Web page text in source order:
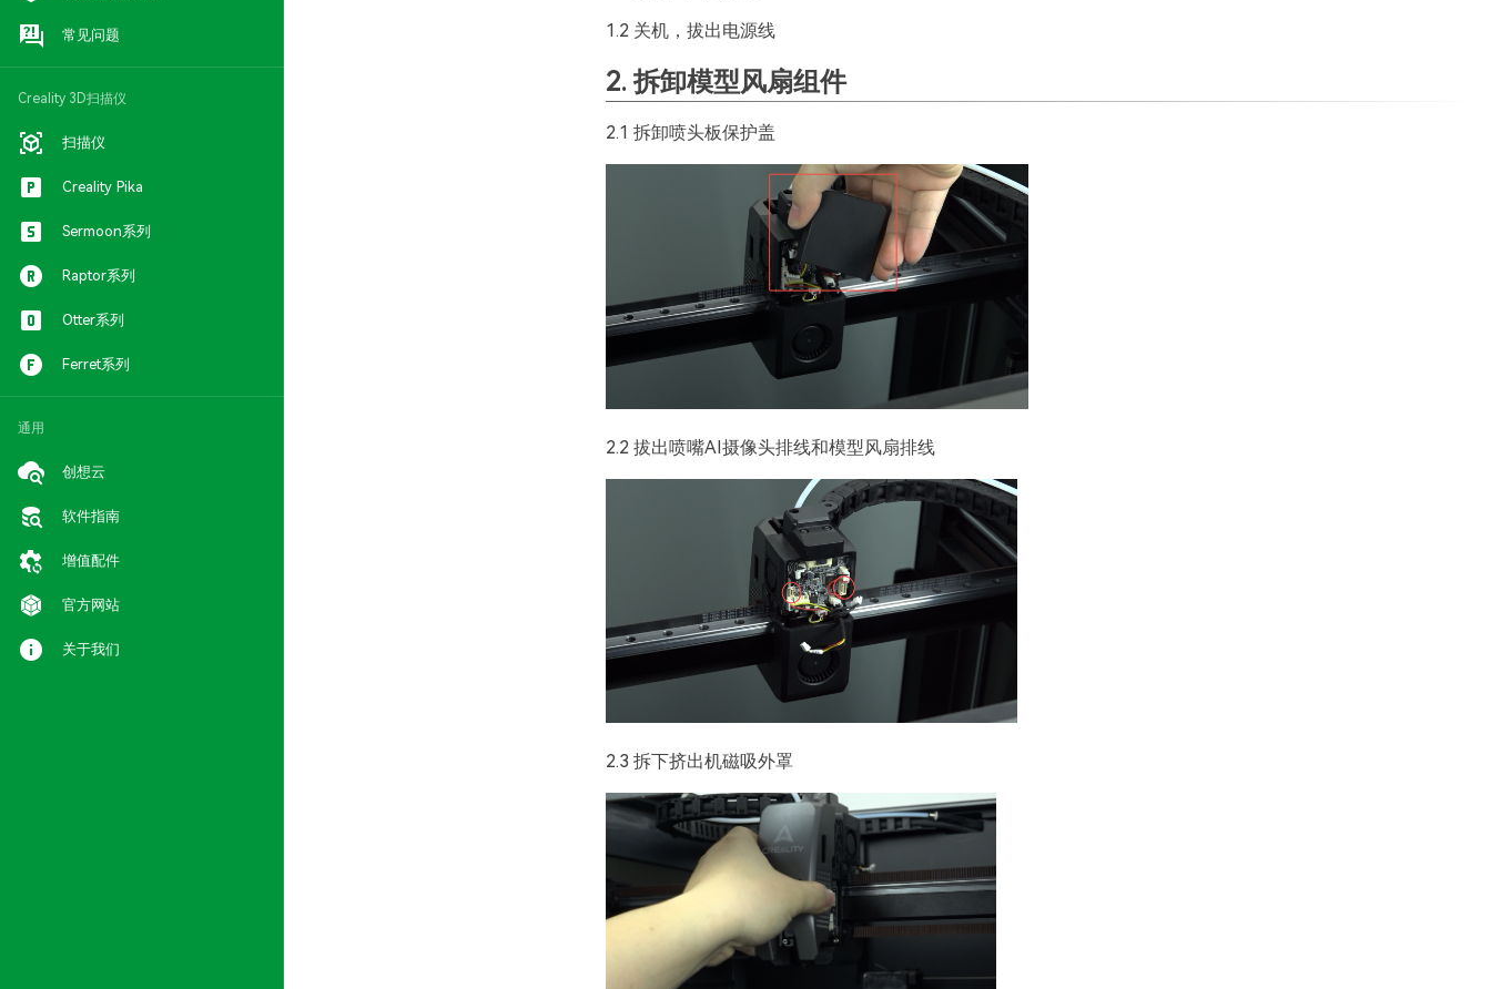
常见问题
Creality 3D扫描仪
扫描仪
Creality Pika
Sermoon系列
Raptor系列
Otter系列
Ferret系列
通用
创想云
软件指南
增值配件
官方网站
关于我们
1.2 关机，拔出电源线
2. 拆卸模型风扇组件
2.1 拆卸喷头板保护盖
2.2 拔出喷嘴AI摄像头排线和模型风扇排线
2.3 拆下挤出机磁吸外罩